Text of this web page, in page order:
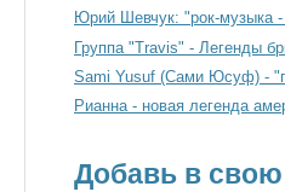
Юрий Шевчук: "рок-музыка -
Группа "Travis" - Легенды
Sami Yusuf (Сами Юсуф) -
Рианна - новая легенда
Добавь в свою